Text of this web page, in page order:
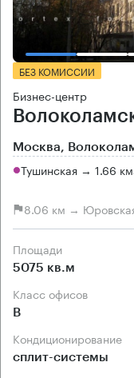
БЕЗ КОМИССИИ
Бизнес-центр
Москва,
Тушинская → 1.66 км
8.06 км →
Площади
5075 кв.м
Класс офисов
B
Кондиционирование
сплит-системы